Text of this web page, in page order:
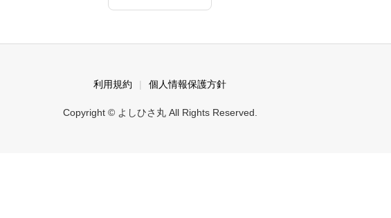
利用規約 個人情報保護方針
Copyright © よしひさ丸 All Rights Reserved.